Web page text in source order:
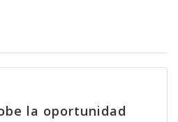
la oportunidad